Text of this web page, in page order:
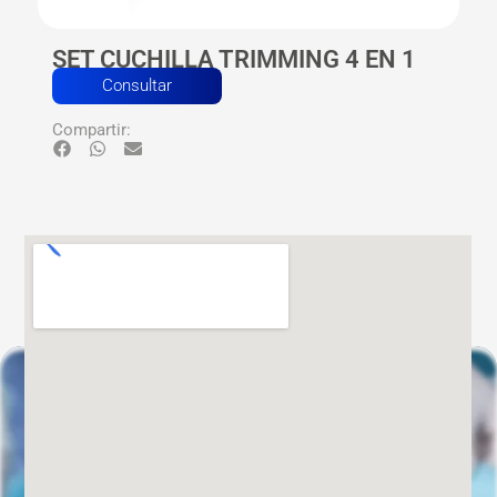
SET CUCHILLA TRIMMING 4 EN 1
Consultar
Compartir: